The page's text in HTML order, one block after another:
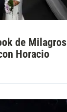
de Milagros
Horacio